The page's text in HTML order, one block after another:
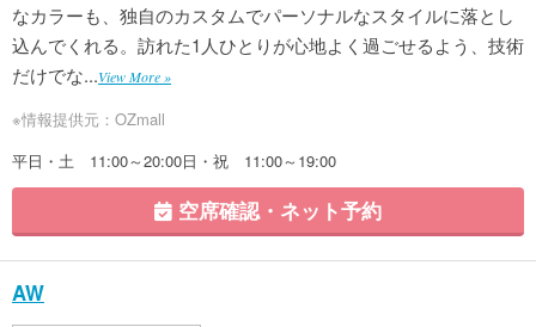
なカラーも、独自のカスタムでパーソナルなスタイルに落とし
込んでくれる。訪れた1人ひとりが心地よく過ごせるよう、技術
だけでな...View More »
※情報提供元：OZmall
平日・土 11:00～20:00日・祝 11:00～19:00
空席確認・ネット予約
AW